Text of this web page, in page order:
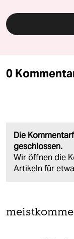
0
Die
geschlossen.
Wir öffnen die
Artikeln für